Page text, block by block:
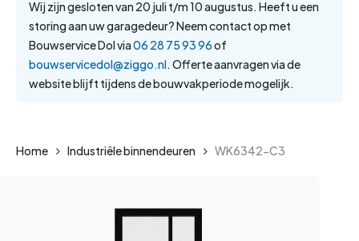
Wij zijn gesloten van 20 juli t/m 10 augustus. Heeft u een
storing aan uw garagedeur? Neem contact op met
Bouwservice Dol via06 28 75 93 96of
bouwservicedol@ziggo.nl. Offerte aanvragen via de
website blijft tijdens de bouwvakperiode mogelijk.
Home Industriële binnendeuren WK6342-C3